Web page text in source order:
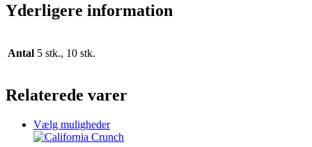
Yderligere information
Antal 5 stk., 10 stk.
Relaterede varer
Vælg mulighederDette
vare